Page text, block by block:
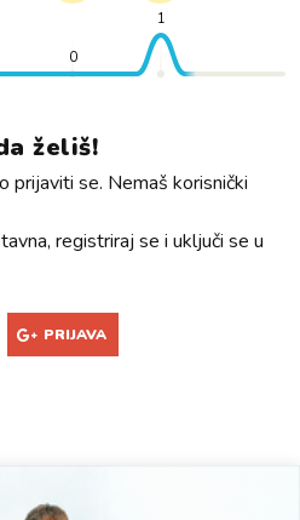
0
1
želiš!
prijaviti se. Nemaš korisnički
registriraj se i uključi se u
PRIJAVA